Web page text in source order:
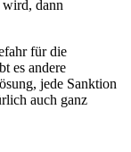
wird, dann
für die
es andere
jede Sanktion
auch ganz